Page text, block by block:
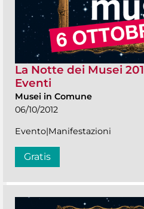
La Notte dei Musei
Eventi
Musei in Comune
06/10/2012
Evento|Manifestazioni
Gratis